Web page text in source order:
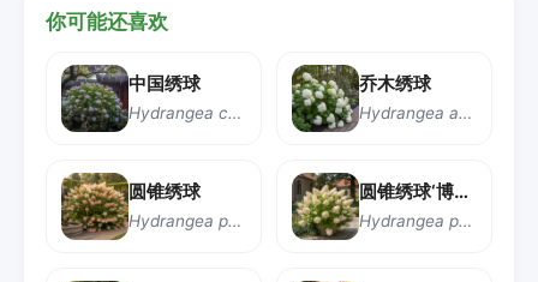
你可能还喜欢
中国绣球
Hydrangea chinensis
乔木绣球
Hydrangea arborescens
圆锥绣球
Hydrangea paniculata
圆锥绣球‘博博’（Bobo）
Hydrangea paniculata 'Ilvobo' Bobo